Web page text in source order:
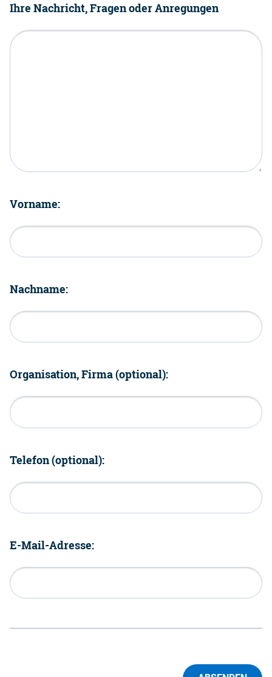
Ihre Nachricht, Fragen oder Anregungen
Vorname:
Nachname:
Organisation, Firma (optional):
Telefon (optional):
E-Mail-Adresse: